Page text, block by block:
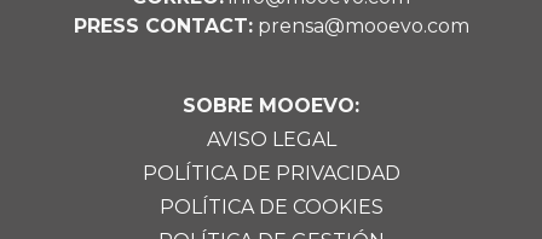
PRESS CONTACT:prensa@mooevo.com
SOBRE MOOEVO:
AVISO LEGAL
POLÍTICA DE PRIVACIDAD
POLÍTICA DE COOKIES